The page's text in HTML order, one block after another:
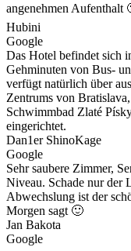
angenehmen Aufenthalt
Hubini
Google
Das Hotel befindet sich
Gehminuten von Bus-
verfügt natürlich über
Zentrums von
Schwimmbad Zlaté
eingerichtet.
Dan1er ShinoKage
Google
Sehr saubere Zimmer,
Niveau. Schade nur der
Abwechslung ist der
Morgen sagt 🙂
Jan Bakota
Google